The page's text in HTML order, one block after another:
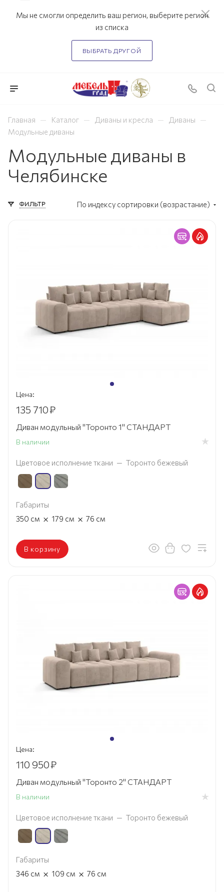
Мы не смогли определить ваш регион, выберите регион
из списка
ВЫБРАТЬ ДРУГОЙ
Главная — Каталог — Диваны и кресла — Диваны —
Модульные диваны
Модульные диваны в
Челябинске
ФИЛЬТР По индексу сортировки (возрастание)
Цена:
135 710₽
Диван модульный "Торонто 1" СТАНДАРТ
В наличии
Цветовое исполнение ткани — Торонто бежевый
Габариты
350 см × 179 см × 76 см
В корзину
Цена:
110 950₽
Диван модульный "Торонто 2" СТАНДАРТ
В наличии
Цветовое исполнение ткани — Торонто бежевый
Габариты
346 см × 109 см × 76 см